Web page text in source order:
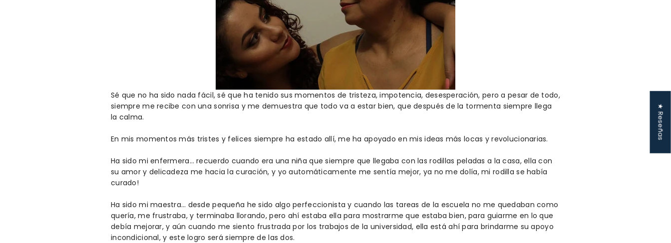
Sé que no ha sido nada fácil, sé que ha tenido sus momentos de tristeza, impotencia, desesperación, pero a pesar de todo,
siempre me recibe con una sonrisa y me demuestra que todo va a estar bien, que después de la tormenta siempre llega
la calma.
En mis momentos más tristes y felices siempre ha estado allí, me ha apoyado en mis ideas más locas y revolucionarias.
Ha sido mi enfermera… recuerdo cuando era una niña que siempre que llegaba con las rodillas peladas a la casa, ella con
su amor y delicadeza me hacia la curación, y yo automáticamente me sentía mejor, ya no me dolía, mi rodilla se había
curado!
Ha sido mi maestra… desde pequeña he sido algo perfeccionista y cuando las tareas de la escuela no me quedaban como
quería, me frustraba, y terminaba llorando, pero ahí estaba ella para mostrarme que estaba bien, para guiarme en lo que
debía mejorar, y aún cuando me siento frustrada por los trabajos de la universidad, ella está ahí para brindarme su apoyo
incondicional, y este logro será siempre de las dos.
★ Reseñas